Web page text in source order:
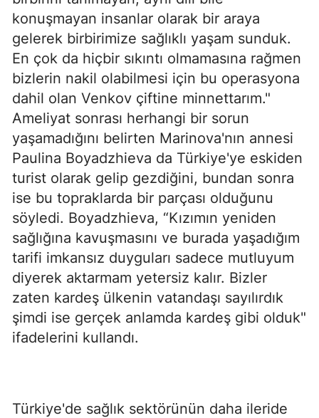
konuşmayan insanlar olarak bir araya
gelerek birbirimize sağlıklı yaşam sunduk.
En çok da hiçbir sıkıntı olmamasına rağmen
bizlerin nakil olabilmesi için bu operasyona
dahil olan Venkov çiftine minnettarım."
Ameliyat sonrası herhangi bir sorun
yaşamadığını belirten Marinova'nın annesi
Paulina Boyadzhieva da Türkiye'ye eskiden
turist olarak gelip gezdiğini, bundan sonra
ise bu topraklarda bir parçası olduğunu
söyledi. Boyadzhieva, “Kızımın yeniden
sağlığına kavuşmasını ve burada yaşadığım
tarifi imkansız duyguları sadece mutluyum
diyerek aktarmam yetersiz kalır. Bizler
zaten kardeş ülkenin vatandaşı sayılırdık
şimdi ise gerçek anlamda kardeş gibi olduk"
ifadelerini kullandı.
Türkiye'de sağlık sektörünün daha ileride